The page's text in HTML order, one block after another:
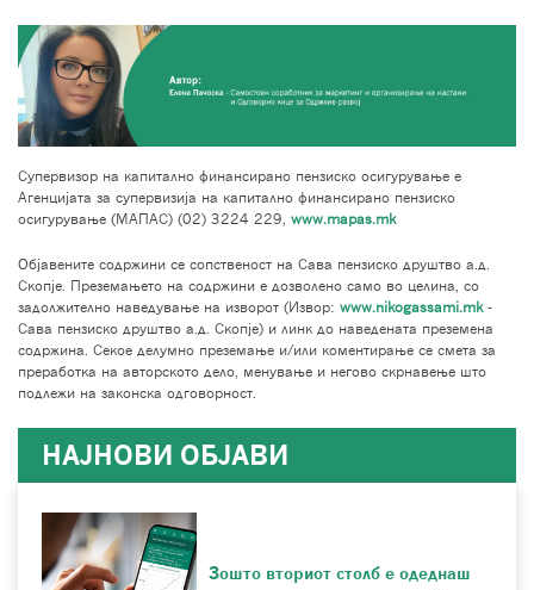
Супервизор на капитално финансирано пензиско осигурување е
Агенцијата за супервизија на капитално финансирано пензиско
осигурување (МАПАС) (02) 3224 229, www.mapas.mk
Објавените содржини се сопственост на Сава пензиско друштво а.д.
Скопје. Преземањето на содржини е дозволено само во целина, со
задолжително наведување на изворот (Извор: www.nikogassami.mk-
Сава пензиско друштво а.д. Скопје) и линк до наведената преземена
содржина. Секое делумно преземање и/или коментирање се смета за
преработка на авторското дело, менување и негово скрнавење што
подлежи на законска одговорност.
НАЈНОВИ ОБЈАВИ
Зошто вториот столб е одеднаш